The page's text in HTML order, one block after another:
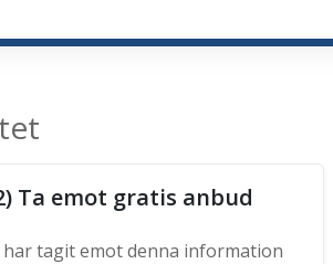
Ta emot gratis anbud
har tagit emot denna information